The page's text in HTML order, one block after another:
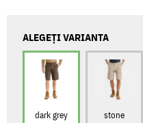
ALEGEȚI VARIANTA
dark grey stone